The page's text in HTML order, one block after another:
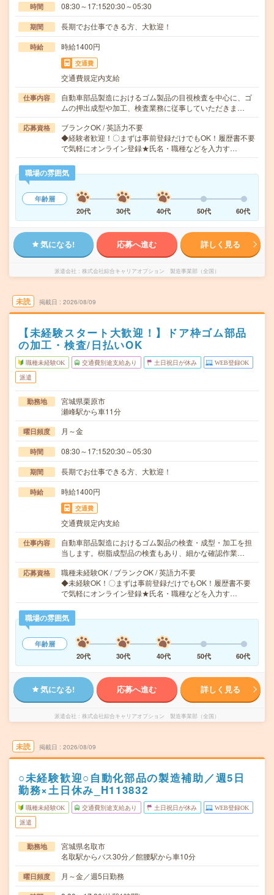
時間 08:30～17:1520:30～05:30
期間 長期でお仕事できる方、大歓迎！
時給 時給1400円
交通費
交通費規定内支給
仕事内容
自動車部品製造におけるゴム製品の目視検査を中心に、ゴ
ムの押出成型や加工、検査業務に従事していただきま…
応募資格
ブランクOK / 英語力不要
◆経験者歓迎！〇まずは事前登録だけでもOK！履歴書不要
で気軽にオンライン登録★氏名・職種などを入力す…
職場の雰囲気
年齢層
20代
30代 40代 50代 60代
気になる! 応募へ進む 詳しく見る
派遣会社 株式会社綜合キャリアオプション 製造事業部（全国）
未読 掲載日 2026/08/09
【未経験スタート大歓迎！】ドア枠ゴム部品
の加工・検査/日払いOK
職種未経験OK 交通費別途支給あり 土日祝日が休み WEB登録OK
派遣
勤務地
宮城県栗原市
瀬峰駅から車11分
曜日頻度 月～金
時間 08:30～17:1520:30～05:30
期間 長期でお仕事できる方、大歓迎！
時給 時給1400円
交通費
交通費規定内支給
仕事内容
自動車部品製造におけるゴム製品の検査・成型・加工を担
当します。樹脂成型品の検査もあり、細かな確認作業…
応募資格
職種未経験OK / ブランクOK / 英語力不要
◆未経験OK！〇まずは事前登録だけでもOK！履歴書不要
で気軽にオンライン登録★氏名・職種などを入力す…
職場の雰囲気
年齢層
20代
30代 40代 50代 60代
気になる! 応募へ進む 詳しく見る
派遣会社 株式会社綜合キャリアオプション 製造事業部（全国）
未読 掲載日 2026/08/09
○未経験歓迎○自動化部品の製造補助／週5日
勤務×土日休み_H113832
職種未経験OK 交通費別途支給あり 土日祝日が休み WEB登録OK
派遣
勤務地
宮城県名取市
名取駅からバス30分／館腰駅から車10分
曜日頻度 月～金／週5日勤務